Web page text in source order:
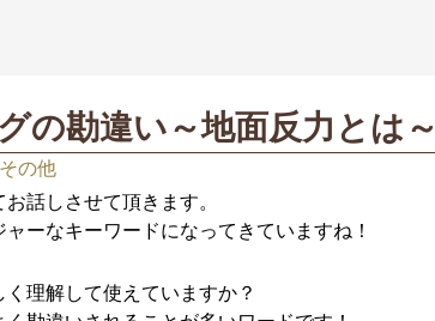
の勘違い～地面反力とは～
その他
話しさせて頂きます。
ーなキーワードになってきていますね！
理解して使えていますか？